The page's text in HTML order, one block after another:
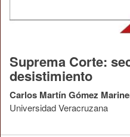
Suprema Corte:
desistimiento
Carlos Martín Gómez
Universidad Veracruzana